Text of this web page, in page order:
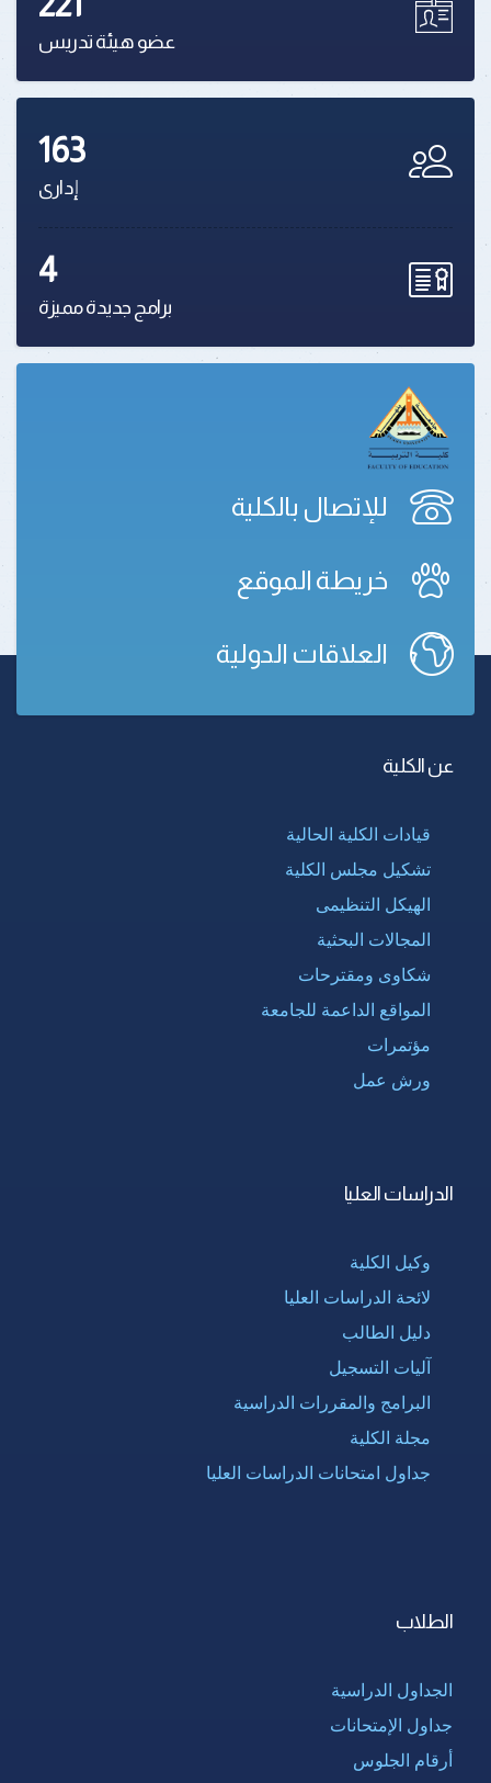
عضو هيئة تدريس
163
إدارى
4
برامج جديدة مميزة
للإتصال بالكلية
خريطة الموقع
العلاقات الدولية
عن الكلية
قيادات الكلية الحالية
تشكيل مجلس الكلية
الهيكل التنظيمى
المجالات البحثية
شكاوى ومقترحات
المواقع الداعمة للجامعة
مؤتمرات
ورش عمل
الدراسات العليا
وكيل الكلية
لائحة الدراسات العليا
دليل الطالب
آليات التسجيل
البرامج والمقررات الدراسية
مجلة الكلية
جداول امتحانات الدراسات العليا
الطلاب
الجداول الدراسية
جداول الإمتحانات
أرقام الجلوس